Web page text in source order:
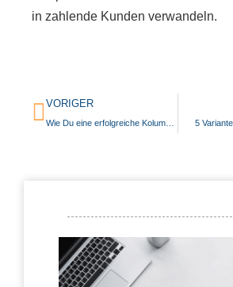
in zahlende Kunden verwandeln.
VORIGER
5